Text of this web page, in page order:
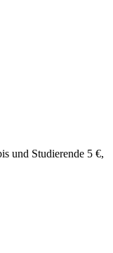
und Studierende 5 €,